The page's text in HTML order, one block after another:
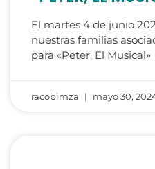
El martes 4 de junio
nuestras familias
para «Peter, El Musical»
racobimza mayo 30,